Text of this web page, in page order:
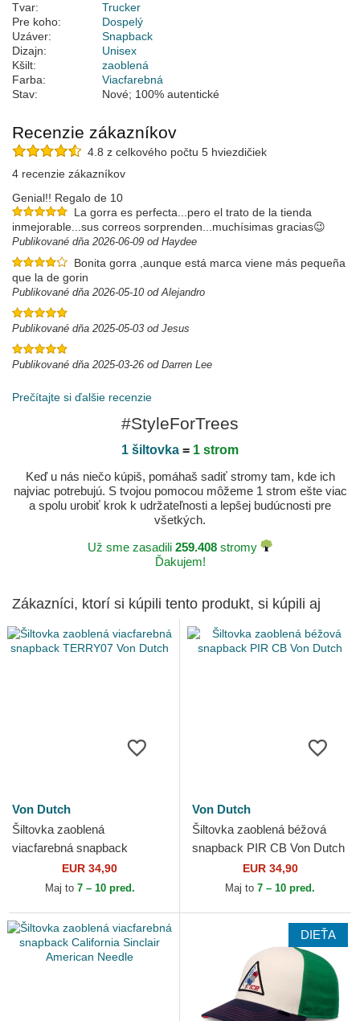
Tvar:
Trucker
Pre koho:
Dospelý
Uzáver:
Snapback
Dizajn:
Unisex
Kšilt:
zaoblená
Farba:
Viacfarebná
Stav:
Nové; 100% autentické
Recenzie zákazníkov
4.8 z celkového počtu 5 hviezdičiek
4 recenzie zákazníkov
Genial!! Regalo de 10
La gorra es perfecta...pero el trato de la tienda
inmejorable...sus correos sorprenden...muchísimas gracias😉
Publikované dňa 2026-06-09 od Haydee
Bonita gorra ,aunque está marca viene más pequeña
que la de gorin
Publikované dňa 2026-05-10 od Alejandro
Publikované dňa 2025-05-03 od Jesus
Publikované dňa 2025-03-26 od Darren Lee
Prečítajte si ďalšie recenzie
#StyleForTrees
1 šiltovka = 1 strom
Keď u nás niečo kúpiš, pomáhaš sadiť stromy tam, kde ich
najviac potrebujú. S tvojou pomocou môžeme 1 strom ešte viac
a spolu urobiť krok k udržateľnosti a lepšej budúcnosti pre
všetkých.
Už sme zasadili 259.408 stromy
Ďakujem!
Zákazníci, ktorí si kúpili tento produkt, si kúpili aj
Von Dutch
Šiltovka zaoblená
viacfarebná snapback
TERRY07 Von Dutch
EUR 34,90
Maj to 7 – 10 pred.
Von Dutch
Šiltovka zaoblená béžová
snapback PIR CB Von Dutch
EUR 34,90
Maj to 7 – 10 pred.
DIEŤA